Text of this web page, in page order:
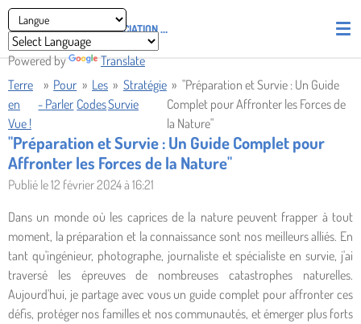
Powered by Translate
Passer
au
contenu
ASSOCIATION PIRATES' UNION OF LIGHT AND LOVE -
Terre
en
Vue !
» Pour
- Parler
» Les
Codes
» Stratégie
Survie
» "Préparation et Survie : Un Guide
Complet pour Affronter les Forces de
la Nature"
"Préparation et Survie : Un Guide Complet pour
Affronter les Forces de la Nature"
Publié le 12 février 2024 à 16:21
Dans un monde où les caprices de la nature peuvent frapper à tout
moment, la préparation et la connaissance sont nos meilleurs alliés. En
tant qu'ingénieur, photographe, journaliste et spécialiste en survie, j'ai
traversé les épreuves de nombreuses catastrophes naturelles.
Aujourd'hui, je partage avec vous un guide complet pour affronter ces
défis, protéger nos familles et nos communautés, et émerger plus forts